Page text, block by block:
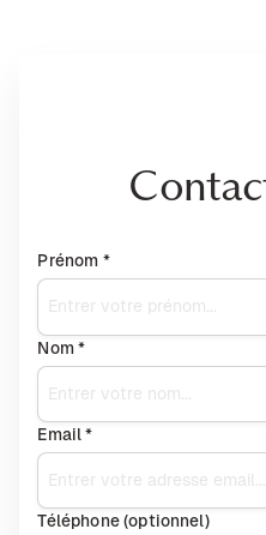
Prénom *
Nom *
Email *
Téléphone (optionnel)